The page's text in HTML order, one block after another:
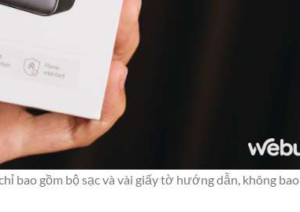
bao gồm bộ sạc và vài giấy tờ hướng dẫn, không bao